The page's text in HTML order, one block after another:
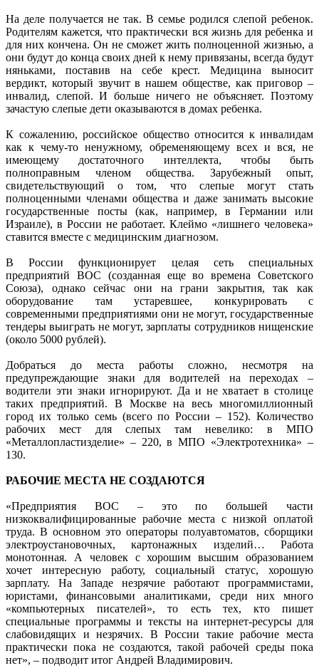
На деле получается не так. В семье родился слепой ребенок.
Родителям кажется, что практически вся жизнь для ребенка и
для них кончена. Он не сможет жить полноценной жизнью, а
они будут до конца своих дней к нему привязаны, всегда будут
няньками, поставив на себе крест. Медицина выносит
вердикт, который звучит в нашем обществе, как приговор –
инвалид, слепой. И больше ничего не объясняет. Поэтому
зачастую слепые дети оказываются в домах ребенка.
К сожалению, российское общество относится к инвалидам
как к чему-то ненужному, обременяющему всех и вся, не
имеющему достаточного интеллекта, чтобы быть
полноправным членом общества. Зарубежный опыт,
свидетельствующий о том, что слепые могут стать
полноценными членами общества и даже занимать высокие
государственные посты (как, например, в Германии или
Израиле), в России не работает. Клеймо «лишнего человека»
ставится вместе с медицинским диагнозом.
В России функционирует целая сеть специальных
предприятий ВОС (созданная еще во времена Советского
Союза), однако сейчас они на грани закрытия, так как
оборудование там устаревшее, конкурировать с
современными предприятиями они не могут, государственные
тендеры выиграть не могут, зарплаты сотрудников нищенские
(около 5000 рублей).
Добраться до места работы сложно, несмотря на
предупреждающие знаки для водителей на переходах –
водители эти знаки игнорируют. Да и не хватает в столице
таких предприятий. В Москве на весь многомиллионный
город их только семь (всего по России – 152). Количество
рабочих мест для слепых там невелико: в МПО
«Металлопластизделие» – 220, в МПО «Электротехника» –
130.
РАБОЧИЕ МЕСТА НЕ СОЗДАЮТСЯ
«Предприятия ВОС – это по большей части
низкоквалифицированные рабочие места с низкой оплатой
труда. В основном это операторы полуавтоматов, сборщики
электроустановочных, картонажных изделий… Работа
монотонная. А человек с хорошим высшим образованием
хочет интересную работу, социальный статус, хорошую
зарплату. На Западе незрячие работают программистами,
юристами, финансовыми аналитиками, среди них много
«компьютерных писателей», то есть тех, кто пишет
специальные программы и тексты на интернет-ресурсы для
слабовидящих и незрячих. В России такие рабочие места
практически пока не создаются, такой рабочей среды пока
нет», – подводит итог Андрей Владимирович.